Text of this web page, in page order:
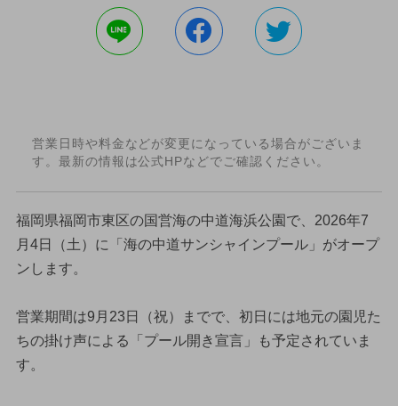
営業日時や料金などが変更になっている場合がございま
す。最新の情報は公式HPなどでご確認ください。
福岡県福岡市東区の国営海の中道海浜公園で、2026年7
月4日（土）に「海の中道サンシャインプール」がオープ
ンします。
営業期間は9月23日（祝）までで、初日には地元の園児た
ちの掛け声による「プール開き宣言」も予定されていま
す。